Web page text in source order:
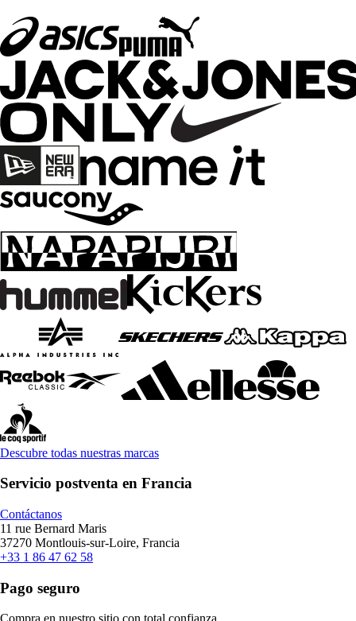
Descubre todas nuestras marcas
Servicio postventa en Francia
Contáctanos
11 rue Bernard Maris
37270 Montlouis-sur-Loire, Francia
+33 1 86 47 62 58
Pago seguro